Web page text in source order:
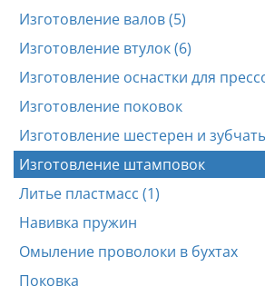
Изготовление валов (5)
Изготовление втулок (6)
Изготовление оснастки для
Изготовление поковок
Изготовление шестерен и
Изготовление штамповок
Литье пластмасс (1)
Навивка пружин
Омыление проволоки в бухтах
Поковка